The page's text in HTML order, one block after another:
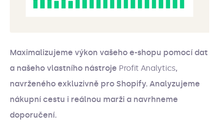
Maximalizujeme výkon vašeho e-shopu pomocí dat
a našeho vlastního nástroje Profit Analytics,
navrženého exkluzivně pro Shopify. Analyzujeme
nákupní cestu i reálnou marži a navrhneme
doporučení.